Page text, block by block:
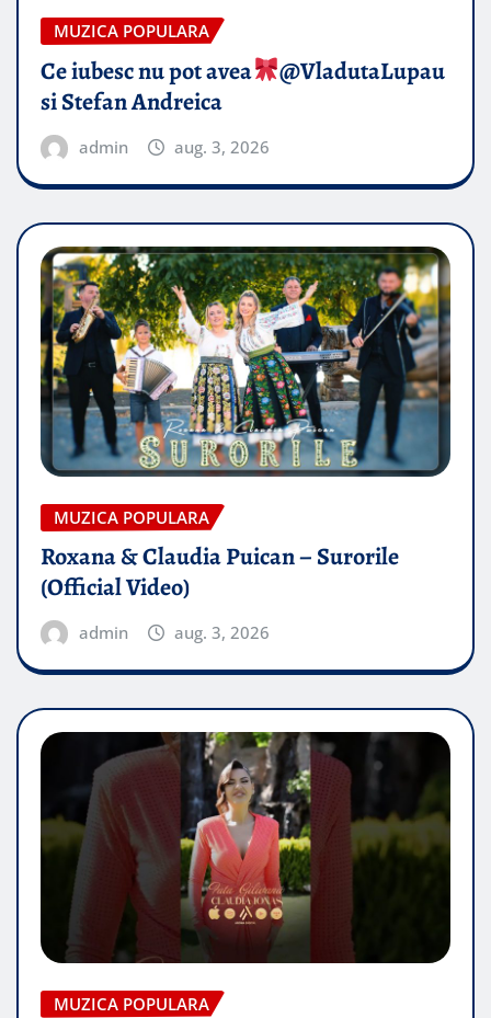
MUZICA POPULARA
Ce iubesc nu pot avea
​@VladutaLupau
si Stefan Andreica
admin aug. 3, 2026
MUZICA POPULARA
Roxana & Claudia Puican – Surorile
(Official Video)
admin aug. 3, 2026
MUZICA POPULARA